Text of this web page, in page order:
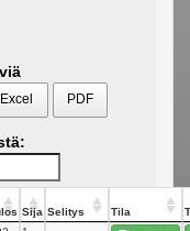
Excel PDF
Sija Selitys Tila